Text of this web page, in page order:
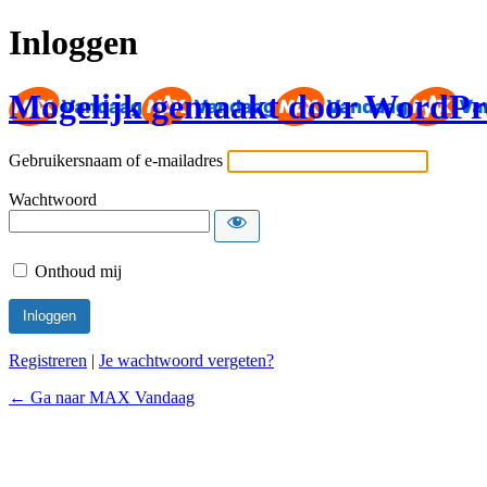
Inloggen
Mogelijk gemaakt door
Gebruikersnaam of e-mailadres
Wachtwoord
Onthoud mij
Registreren | Je wachtwoord vergeten?
← Ga naar MAX Vandaag